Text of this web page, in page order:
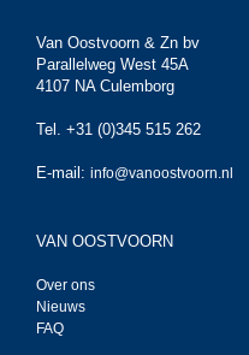
Van Oostvoorn & Zn bv
Parallelweg West 45A
4107 NA Culemborg
Tel. +31 (0)345 515 262
E-mail: info@vanoostvoorn.nl
VAN OOSTVOORN
Over ons
Nieuws
FAQ